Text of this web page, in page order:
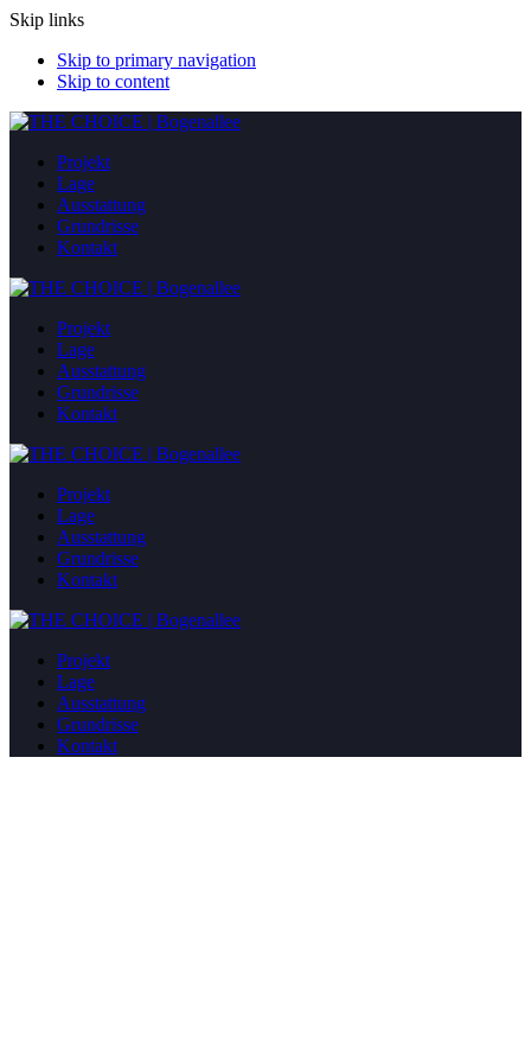
Skip links
Skip to primary navigation
Skip to content
Projekt
Lage
Ausstattung
Grundrisse
Kontakt
Projekt
Lage
Ausstattung
Grundrisse
Kontakt
Projekt
Lage
Ausstattung
Grundrisse
Kontakt
Projekt
Lage
Ausstattung
Grundrisse
Kontakt